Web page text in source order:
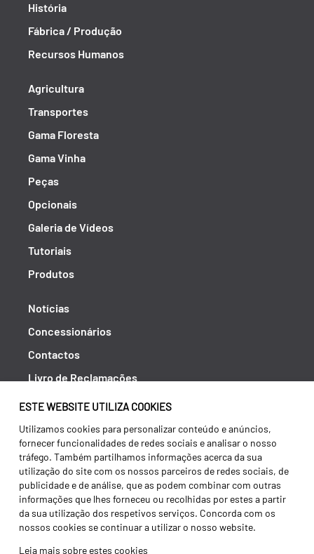
ESTE WEBSITE UTILIZA COOKIES
Utilizamos cookies para personalizar conteúdo e anúncios,
fornecer funcionalidades de redes sociais e analisar o nosso
tráfego. Também partilhamos informações acerca da sua
utilização do site com os nossos parceiros de redes sociais, de
publicidade e de análise, que as podem combinar com outras
informações que lhes forneceu ou recolhidas por estes a partir
da sua utilização dos respetivos serviços. Concorda com os
nossos cookies se continuar a utilizar o nosso website.
Leia mais sobre estes cookies
História
Fábrica / Produção
Recursos Humanos
Agricultura
Transportes
Gama Floresta
Gama Vinha
Peças
Opcionais
Galeria de Vídeos
Tutoriais
Produtos
Notícias
Concessionários
Contactos
Livro de Reclamações
Política de Privacidade
Canal de Denúncias (RGPC)
Termos e condições